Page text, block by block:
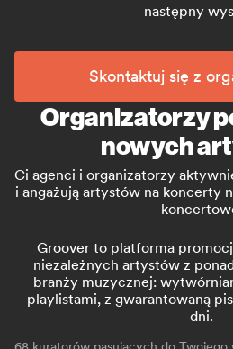
następny
Skontaktuj się z
Organizatorzy
nowych
Ci agenci i organizatorzy
i angażują artystów na koncerty
Groover to platforma
niezależnych artystów z
branży muzycznej:
playlistami, z gwarantowaną
dni.